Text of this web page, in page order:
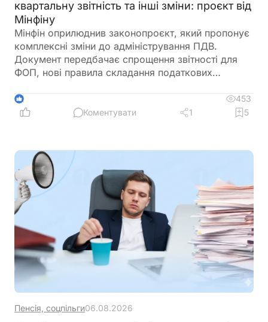
квартальну звітність та інші зміни: проєкт від
Мінфіну
Мінфін оприлюднив законопроєкт, який пропонує
комплексні зміни до адміністрування ПДВ.
Документ передбачає спрощення звітності для
ФОП, нові правила складання податкових
бюджетного відшкодування та запровадження
квартального звітного періоду для підприємців –
1
453
Коментувати
1 5
Пенсія, соцпільги06.08.2026